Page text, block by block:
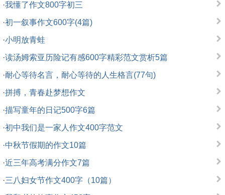
·我懂了作文800字初三
·初一叙事作文600字(4篇)
·小明放青蛙
·读汤姆索亚历险记有感600字精彩范文赏析5篇
·耐心等待名言，耐心等待的人生格言(77句)
·拼搏，青春赴梦想作文
·描写童年的日记500字6篇
·初中我们是一家人作文400字范文
·中秋节假期的作文10篇
·近三年高考满分作文7篇
·三八妇女节作文400字（10篇）